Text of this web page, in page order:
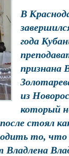
В
года
признана
из
который
после стоял
то,